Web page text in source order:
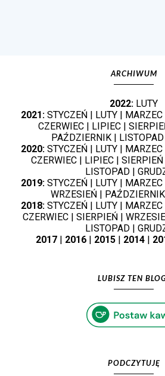
ARCHIWUM
2022: LUTY
2021: STYCZEŃ | LUTY | MARZEC
CZERWIEC| LIPIEC|
PAŹDZIERNIK| LISTOPAD
2020: STYCZEŃ | LUTY | MARZEC
CZERWIEC | LIPIEC | SIERPIEŃ
LISTOPAD|
2019: STYCZEŃ | LUTY | MARZEC
WRZESIEŃ | PAŹDZIERNIK
2018: STYCZEŃ | LUTY | MARZEC
CZERWIEC| SIERPIEŃ |
LISTOPAD|
2017| 2016| 2015| 2014|
LUBISZ TEN
PODCZYTUJĘ